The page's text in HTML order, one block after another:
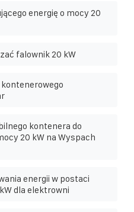
energię o mocy 20
falownik 20 kW
kontenera do
20 kW na Wyspach
energii w postaci
dla elektrowni